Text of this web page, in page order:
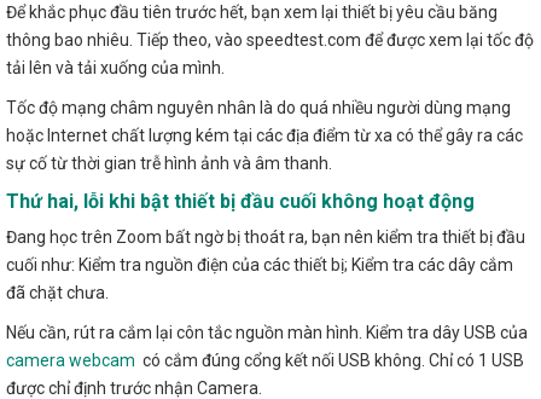
Để khắc phục đầu tiên trước hết, bạn xem lại thiết bị yêu cầu băng
thông bao nhiêu. Tiếp theo, vào speedtest.com để được xem lại tốc độ
tải lên và tải xuống của mình.
Tốc độ mạng châm nguyên nhân là do quá nhiều người dùng mạng
hoặc Internet chất lượng kém tại các địa điểm từ xa có thể gây ra các
sự cố từ thời gian trễ hình ảnh và âm thanh.
Thứ hai, lỗi khi bật thiết bị đầu cuối không hoạt động
Đang học trên Zoom bất ngờ bị thoát ra, bạn nên kiểm tra thiết bị đầu
cuối như: Kiểm tra nguồn điện của các thiết bị; Kiểm tra các dây cắm
đã chặt chưa.
Nếu cần, rút ra cắm lại côn tắc nguồn màn hình. Kiểm tra dây USB của
camera webcam có cắm đúng cổng kết nối USB không. Chỉ có 1 USB
được chỉ định trước nhận Camera.